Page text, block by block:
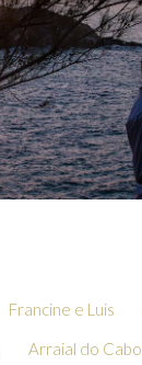
Francine e Luis
Arraial do Cabo